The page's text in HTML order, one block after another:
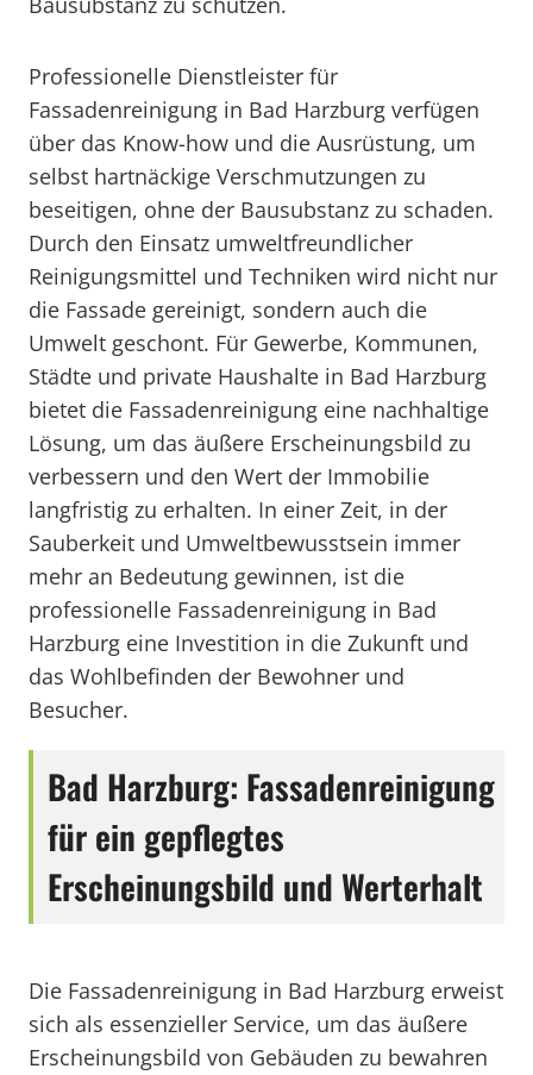
Professionelle Dienstleister für
Fassadenreinigung in Bad Harzburg verfügen
über das Know-how und die Ausrüstung, um
selbst hartnäckige Verschmutzungen zu
beseitigen, ohne der Bausubstanz zu schaden.
Durch den Einsatz umweltfreundlicher
Reinigungsmittel und Techniken wird nicht nur
die Fassade gereinigt, sondern auch die
Umwelt geschont. Für Gewerbe, Kommunen,
Städte und private Haushalte in Bad Harzburg
bietet die Fassadenreinigung eine nachhaltige
Lösung, um das äußere Erscheinungsbild zu
verbessern und den Wert der Immobilie
langfristig zu erhalten. In einer Zeit, in der
Sauberkeit und Umweltbewusstsein immer
mehr an Bedeutung gewinnen, ist die
professionelle Fassadenreinigung in Bad
Harzburg eine Investition in die Zukunft und
das Wohlbefinden der Bewohner und
Besucher.
Bad Harzburg: Fassadenreinigung
für ein gepflegtes
Erscheinungsbild und Werterhalt
Die Fassadenreinigung in Bad Harzburg erweist
sich als essenzieller Service, um das äußere
Erscheinungsbild von Gebäuden zu bewahren